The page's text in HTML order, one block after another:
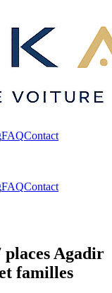
FAQContact
FAQContact
places Agadir
familles